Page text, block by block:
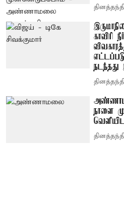
காவிரி
நடந்தது
நாளை